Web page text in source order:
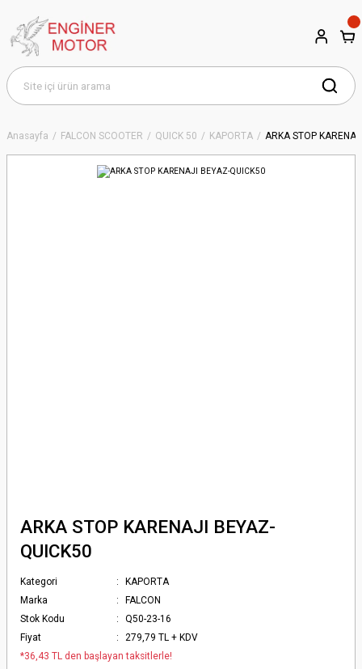
Anasayfa FALCON SCOOTER QUICK 50 KAPORTA ARKA STOP
ARKA STOP KARENAJI BEYAZ-
QUICK50
Kategori
KAPORTA
Marka
FALCON
Stok Kodu
Q50-23-16
Fiyat
279,79 TL + KDV
*36,43 TL den başlayan taksitlerle!